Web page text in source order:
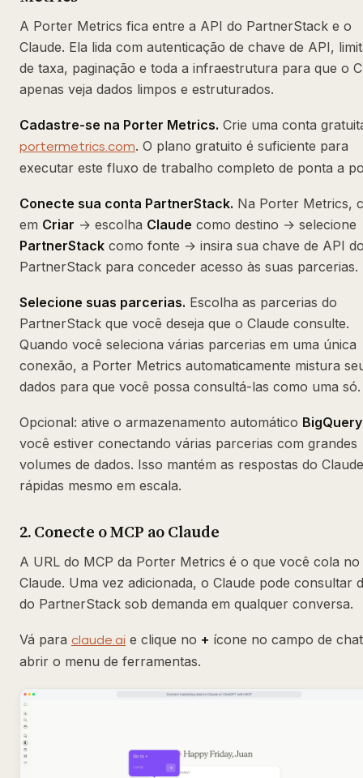
A Porter Metrics fica entre a API do PartnerStack e o
Claude. Ela lida com autenticação de chave de API,
de taxa, paginação e toda a infraestrutura para que o
apenas veja dados limpos e estruturados.
Cadastre-se na Porter Metrics. Crie uma conta
portermetrics.com. O plano gratuito é suficiente para
executar este fluxo de trabalho completo de ponta a
Conecte sua conta PartnerStack. Na Porter Metrics,
em Criar → escolha Claude como destino → selecione
PartnerStack como fonte → insira sua chave de API
PartnerStack para conceder acesso às suas parcerias.
Selecione suas parcerias. Escolha as parcerias do
PartnerStack que você deseja que o Claude consulte.
Quando você seleciona várias parcerias em uma única
conexão, a Porter Metrics automaticamente mistura
dados para que você possa consultá-las como uma só.
Opcional: ative o armazenamento automático BigQuery
você estiver conectando várias parcerias com grandes
volumes de dados. Isso mantém as respostas do Claude
rápidas mesmo em escala.
2. Conecte o MCP ao Claude
A URL do MCP da Porter Metrics é o que você cola no
Claude. Uma vez adicionada, o Claude pode consultar
do PartnerStack sob demanda em qualquer conversa.
Vá para claude.ai e clique no + ícone no campo de
abrir o menu de ferramentas.